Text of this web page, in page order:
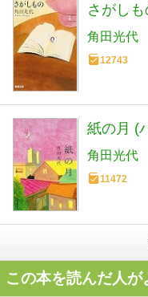
さがしも
角田光代
12743
紙の月 (
角田光代
11472
この本を読んだ人が